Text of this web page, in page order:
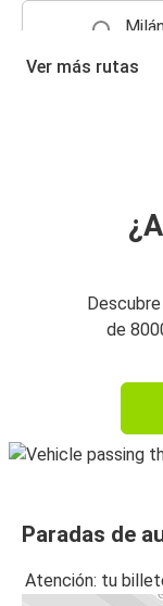
Prato
Lucca
Ver más rutas
de
Paradas de
Atención: tu